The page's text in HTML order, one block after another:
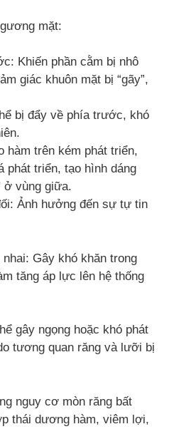
mặt:
Khiến phần cằm bị nhô
giác khuôn mặt bị “gãy”,
bị đẩy về phía trước, khó
hàm trên kém phát triển,
phát triển, tạo hình dáng
ở vùng giữa.
Ảnh hưởng đến sự tự tin
Gây khó khăn trong
tăng áp lực lên hệ thống
gây ngọng hoặc khó phát
tương quan răng và lưỡi bị
nguy cơ mòn răng bất
thái dương hàm, viêm lợi,